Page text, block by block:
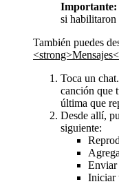
Importante:
si habilitaron
También puedes
Toca un
canción que
última que
Desde allí,
siguiente:
Enviar
Iniciar